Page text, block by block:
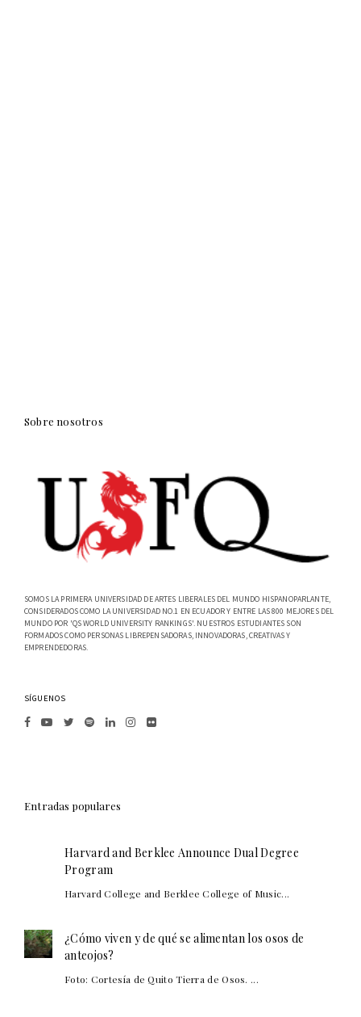
Sobre nosotros
SOMOS LA PRIMERA UNIVERSIDAD DE ARTES LIBERALES DEL MUNDO HISPANOPARLANTE,
CONSIDERADOS COMO LA UNIVERSIDAD NO.1 EN ECUADOR Y ENTRE LAS 800 MEJORES DEL
MUNDO POR 'QS WORLD UNIVERSITY RANKINGS'. NUESTROS ESTUDIANTES SON
FORMADOS COMO PERSONAS LIBREPENSADORAS, INNOVADORAS, CREATIVAS Y
EMPRENDEDORAS.
SÍGUENOS
Entradas populares
Harvard and Berklee Announce Dual Degree
Program
Harvard College and Berklee College of Music...
¿Cómo viven y de qué se alimentan los osos de
anteojos?
Foto: Cortesía de Quito Tierra de Osos. ...